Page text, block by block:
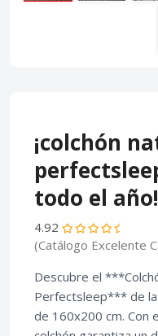
¡colchón
todo el año!
4.92
(Catálogo Excelente
Descubre el
Perfectsleep*** de la
de 160x200 cm. Con